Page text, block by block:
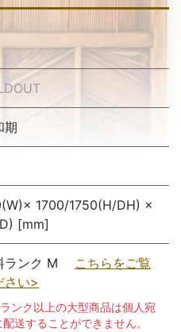
期
1700/1750(H/DH) ×
[mm]
ランク M
こちらをご覧
さい>
ンク以上の大型商品は個人宛
配送することができません。